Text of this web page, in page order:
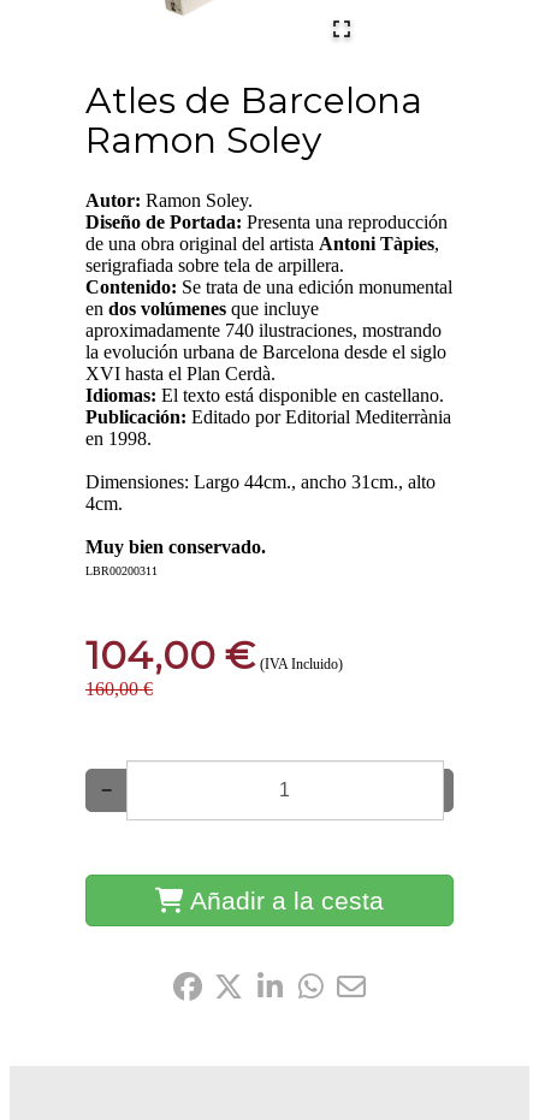
Atles de Barcelona
Ramon Soley
Autor: Ramon Soley.
Diseño de Portada: Presenta una reproducción
de una obra original del artista Antoni Tàpies,
serigrafiada sobre tela de arpillera.
Contenido: Se trata de una edición monumental
en dos volúmenesque incluye
aproximadamente 740 ilustraciones, mostrando
la evolución urbana de Barcelona desde el siglo
XVI hasta el Plan Cerdà.
Idiomas: El texto está disponible en castellano.
Publicación: Editado por Editorial Mediterrània
en 1998.
Dimensiones: Largo 44cm., ancho 31cm., alto
4cm.
Muy bien conservado.
LBR00200311
104,00 € (IVA Incluido)
160,00 €
−
Añadir a la cesta